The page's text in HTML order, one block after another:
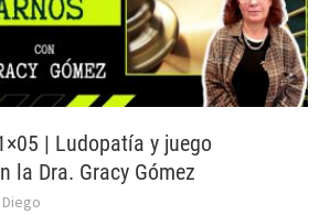
| Ludopatía y juego
la Dra. Gracy Gómez
Diego